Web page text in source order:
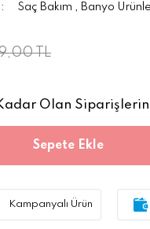
Saç Bakım , Banyo
TL
Olan
Sepete Ekle
Kampanyalı Ürün